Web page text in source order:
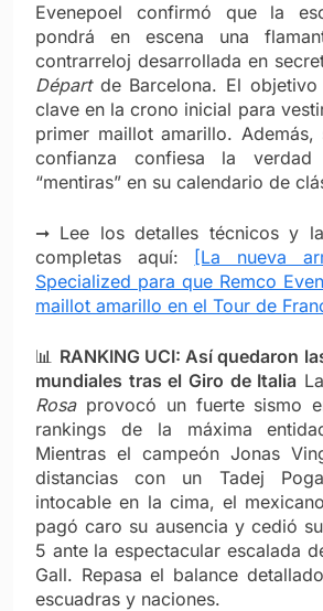
Evenepoel confirmó que la
pondrá en escena una
contrarreloj desarrollada en
Départde Barcelona. El objetivo
clave en la crono inicial para
primer maillot amarillo. Además,
confianza confiesa la
“mentiras” en su calendario de
➞ Lee los detalles técnicos y
completas aquí: [La nueva
Specialized para que Remco
maillot amarillo en el Tour de
📊 RANKING UCI: Así quedaron
mundiales tras el Giro de Italia
Rosaprovocó un fuerte sismo
rankings de la máxima
Mientras el campeón Jonas
distancias con un Tadej
intocable en la cima, el
pagó caro su ausencia y cedió
5 ante la espectacular escalada
Gall. Repasa el balance
escuadras y naciones.